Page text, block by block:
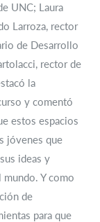
UNC; Laura
Larroza, rector
de Desarrollo
rector de
la
y comentó
estos espacios
jóvenes que
ideas y
Y como
de
para que